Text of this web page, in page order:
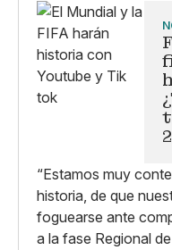
“Estamos muy
historia, de que
foguearse ante
a la fase Regional